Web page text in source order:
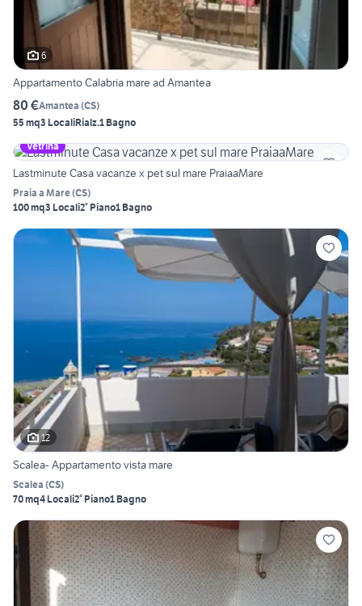
6
Appartamento Calabria mare ad Amantea
80 €Amantea (CS)
55 mq3 LocaliRialz.1 Bagno
Vetrina
Lastminute Casa vacanze x pet sul mare PraiaaMare
Praia a Mare(CS)
100 mq3 Locali2° Piano1 Bagno
12
Scalea- Appartamento vista mare
Scalea (CS)
70 mq4 Locali2° Piano1 Bagno